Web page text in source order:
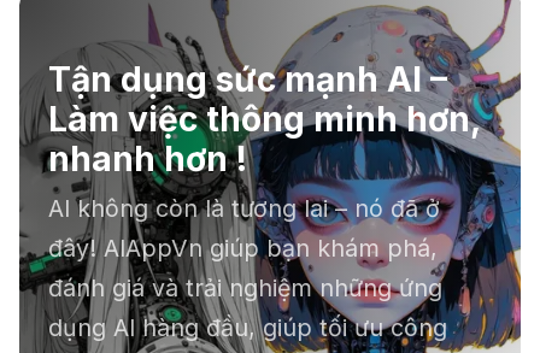
☣️ Proxy by Convergence - AI
agent tự động hoá
📕 Kimi AI - Ứng dụng tóm tắt hàng
chục file dữ liệu
Tận dụng sức mạnh AI –
Làm việc thông minh hơn,
nhanh hơn !
AI không còn là tương lai – nó đã ở
đây! AIAppVn giúp bạn khám phá,
đánh giá và trải nghiệm những ứng
dụng AI hàng đầu, giúp tối ưu công